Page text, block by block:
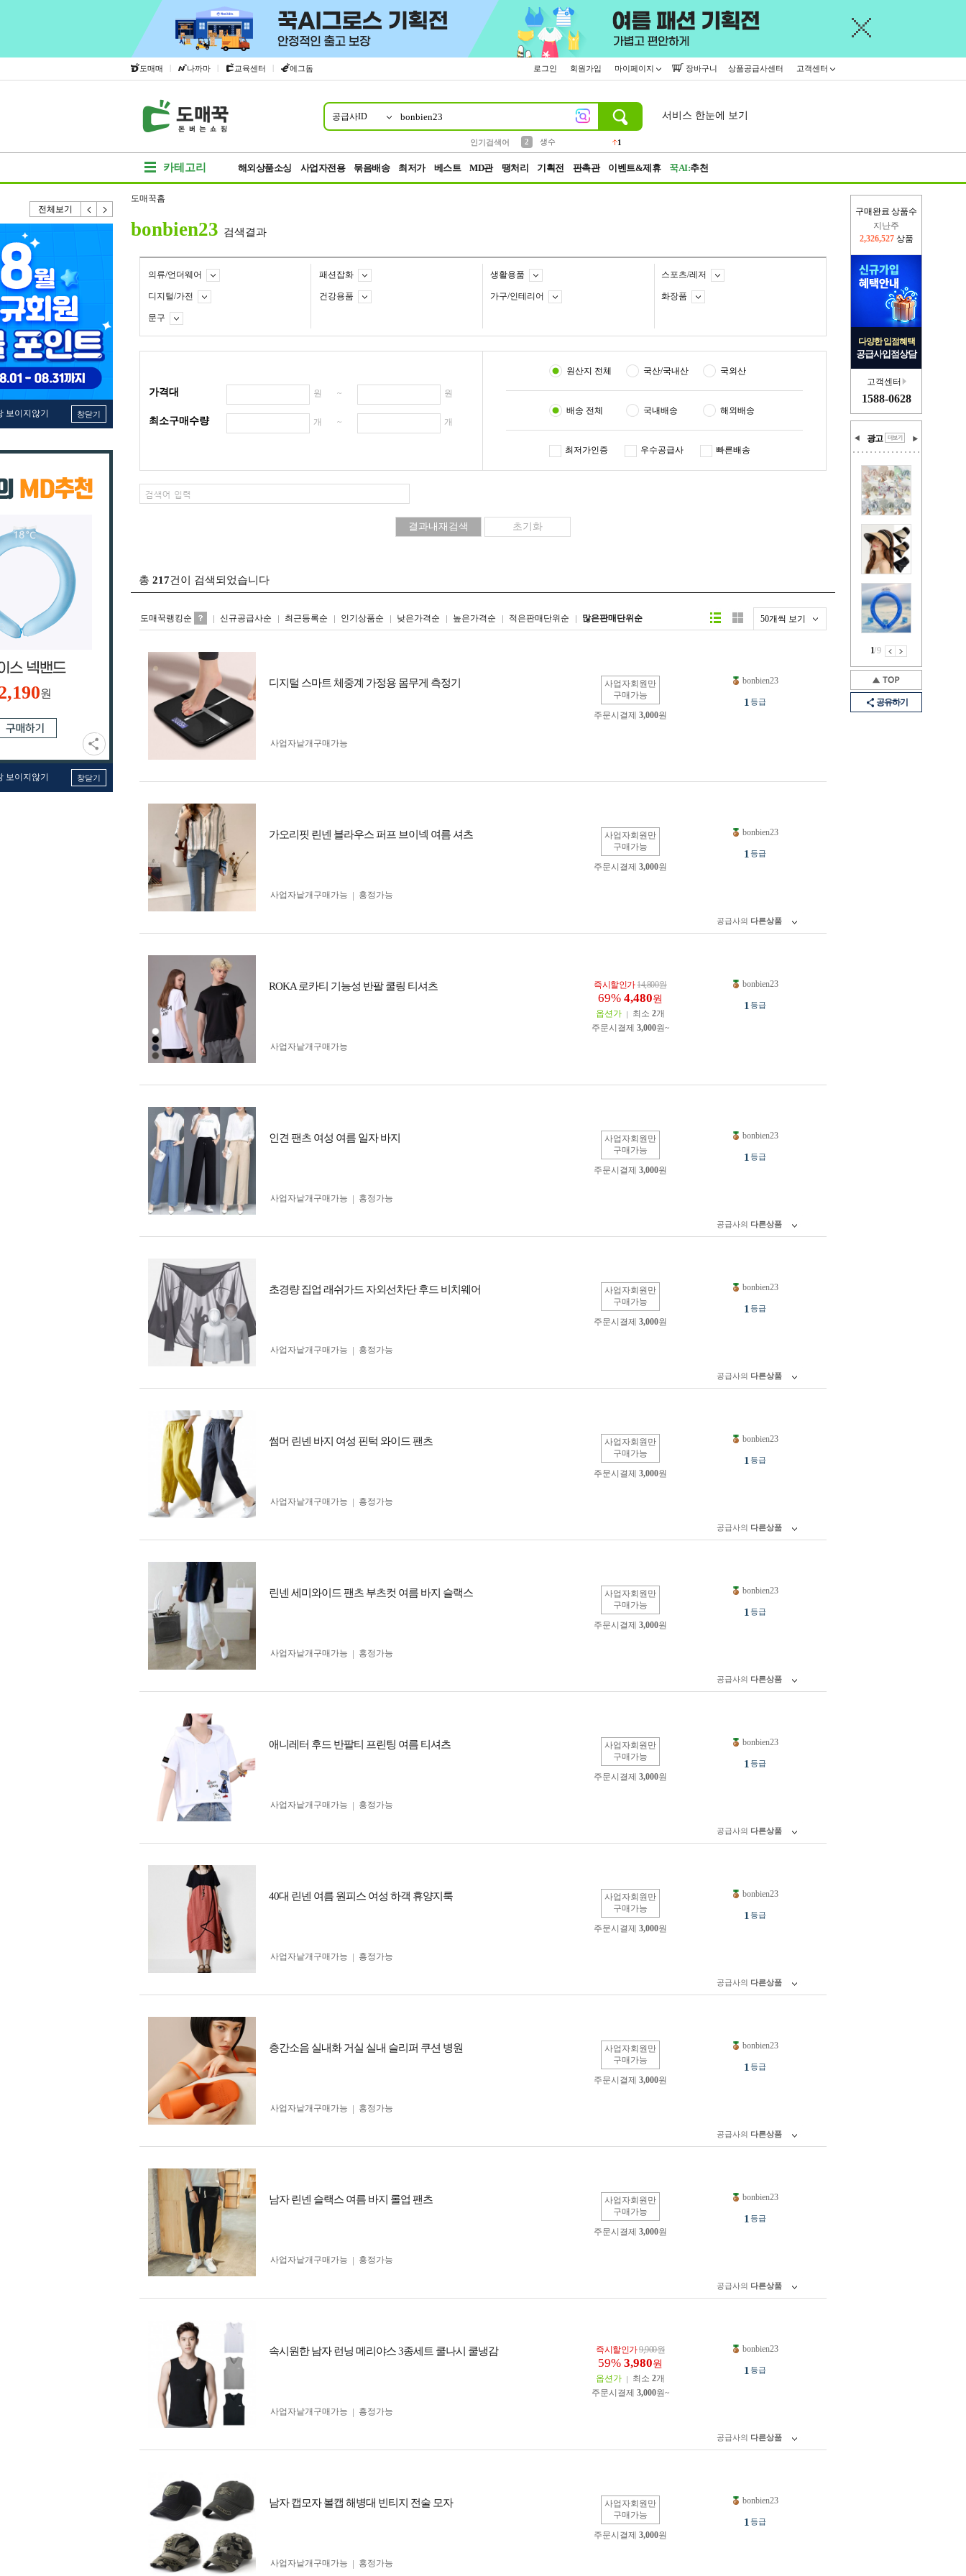
도매매 | 나까마 | 교육센터 | 에그돔 로그인 회원가입 마이페이지 장바구니 상품공급사센터 고객센터
공급사ID
인기검색어
2
생수
1
서비스 한눈에 보기
카테고리 해외상품소싱 사업자전용 묶음배송 최저가 베스트 MD관 땡처리 기획전 판촉관 이벤트&제휴 꾹AI:추천
전체보기
보이지않기 창닫기
원
보이지않기 창닫기
구매완료 상품수
이번주
2,391,962 상품
다양한 입점혜택
공급사입점상담
고객센터
1588-0628
광고
1/9
공유하기
도매꾹홈
bonbien23 검색결과
의류/언더웨어 패션잡화 생활용품 스포츠/레저
디지털/가전 건강용품 가구/인테리어 화장품
문구
가격대 원 ~ 원
최소구매수량 개 ~ 개
원산지 전체 국산/국내산 국외산
배송 전체 국내배송 해외배송
최저가인증 우수공급사 빠른배송
총 217건이 검색되었습니다
도매꾹랭킹순 신규공급사순 최근등록순 인기상품순 낮은가격순 높은가격순 적은판매단위순 많은판매단위순 50개씩 보기
리스트형갤러리형
디지털 스마트 체중계 가정용 몸무게 측정기
사업자회원만
구매가능
주문시결제 3,000원
사업자 낱개구매가능
bonbien23
1 등급
가오리핏 린넨 블라우스 퍼프 브이넥 여름 셔츠
사업자회원만
구매가능
주문시결제 3,000원
사업자 낱개구매가능 흥정가능
bonbien23
1 등급
공급사의 다른상품
ROKA 로카티 기능성 반팔 쿨링 티셔츠 즉시할인가14,800원
69% 4,480원
옵션가 최소 2개
주문시결제 3,000원~
사업자 낱개구매가능
bonbien23
1 등급
인견 팬츠 여성 여름 일자 바지
사업자회원만
구매가능
주문시결제 3,000원
사업자 낱개구매가능 흥정가능
bonbien23
1 등급
공급사의 다른상품
초경량 집업 래쉬가드 자외선차단 후드 비치웨어
사업자회원만
구매가능
주문시결제 3,000원
사업자 낱개구매가능 흥정가능
bonbien23
1 등급
공급사의 다른상품
썸머 린넨 바지 여성 핀턱 와이드 팬츠
사업자회원만
구매가능
주문시결제 3,000원
사업자 낱개구매가능 흥정가능
bonbien23
1 등급
공급사의 다른상품
린넨 세미와이드 팬츠 부츠컷 여름 바지 슬랙스
사업자회원만
구매가능
주문시결제 3,000원
사업자 낱개구매가능 흥정가능
bonbien23
1 등급
공급사의 다른상품
애니레터 후드 반팔티 프린팅 여름 티셔츠
사업자회원만
구매가능
주문시결제 3,000원
사업자 낱개구매가능 흥정가능
bonbien23
1 등급
공급사의 다른상품
40대 린넨 여름 원피스 여성 하객 휴양지룩
사업자회원만
구매가능
주문시결제 3,000원
사업자 낱개구매가능 흥정가능
bonbien23
1 등급
공급사의 다른상품
층간소음 실내화 거실 실내 슬리퍼 쿠션 병원
사업자회원만
구매가능
주문시결제 3,000원
사업자 낱개구매가능 흥정가능
bonbien23
1 등급
공급사의 다른상품
남자 린넨 슬랙스 여름 바지 롤업 팬츠
사업자회원만
구매가능
주문시결제 3,000원
사업자 낱개구매가능 흥정가능
bonbien23
1 등급
공급사의 다른상품
속시원한 남자 런닝 메리야스 3종세트 쿨나시 쿨냉감 즉시할인가9,900원
59% 3,980원
옵션가 최소 2개
주문시결제 3,000원~
사업자 낱개구매가능
흥정가능
bonbien23
1 등급
공급사의 다른상품
남자 캡모자 볼캡 해병대 빈티지 전술 모자
사업자회원만
구매가능
주문시결제 3,000원
사업자 낱개구매가능 흥정가능
bonbien23
1 등급